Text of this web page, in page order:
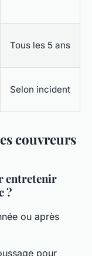
Tous les 5 ans
Selon incident
couvreurs
entretenir
?
ou après
pour